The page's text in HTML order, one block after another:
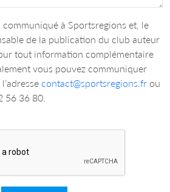
à Sportsregions et, le
de la publication du club auteur
tout information complémentaire
vous pouvez communiquer
contact@sportsregions.fr ou
56 36 80.